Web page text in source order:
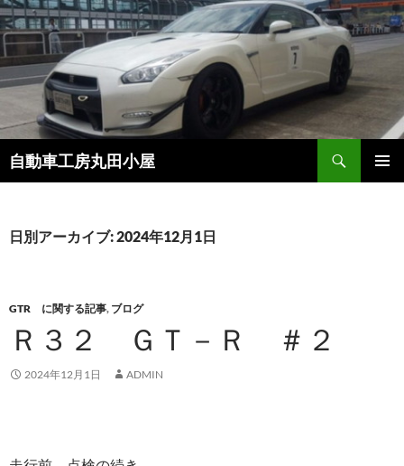
コ
ン
テ
ン
ス
キ
ッ
自動車工房丸田小屋
検
索
日別アーカイブ: 2024年12月1日
GTR に関する記事, ブログ
Ｒ３２ ＧＴ－Ｒ ＃２
2024年12月1日 ADMIN